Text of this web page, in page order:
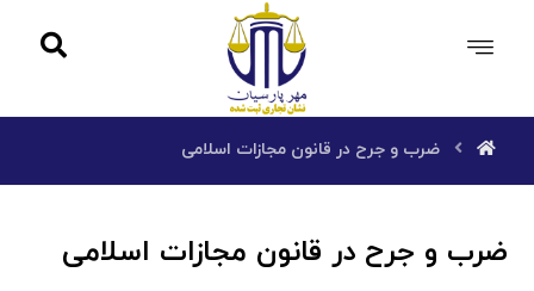
ضرب و جرح در قانون مجازات اسلامی
ضرب و جرح در قانون مجازات اسلامی